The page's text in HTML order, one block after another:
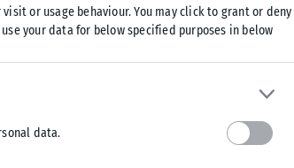
or usage behaviour. You may click to grant or deny
your data for below specified purposes in below
data.